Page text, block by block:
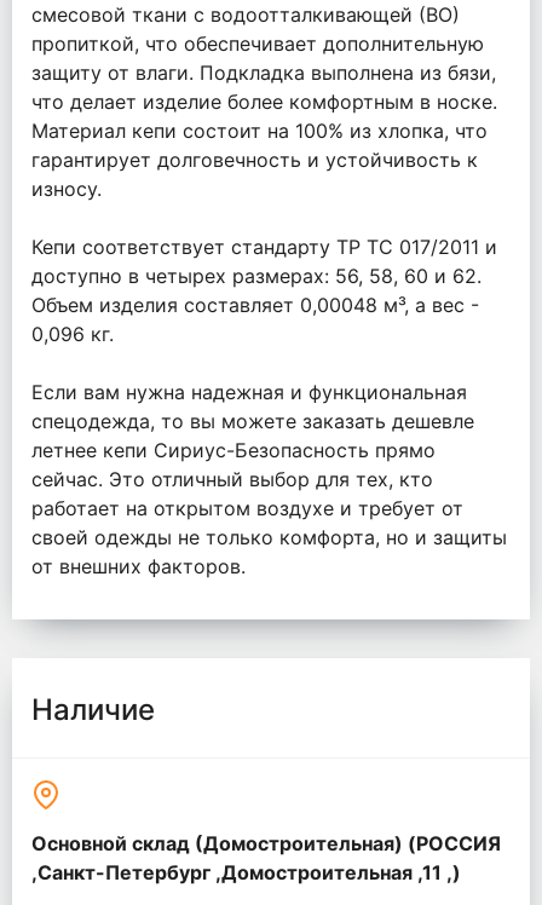
смесовой ткани с водоотталкивающей (ВО)
пропиткой, что обеспечивает дополнительную
защиту от влаги. Подкладка выполнена из бязи,
что делает изделие более комфортным в носке.
Материал кепи состоит на 100% из хлопка, что
гарантирует долговечность и устойчивость к
износу.
Кепи соответствует стандарту ТР ТС 017/2011 и
доступно в четырех размерах: 56, 58, 60 и 62.
Объем изделия составляет 0,00048 м³, а вес -
0,096 кг.
Если вам нужна надежная и функциональная
спецодежда, то вы можете заказать дешевле
летнее кепи Сириус-Безопасность прямо
сейчас. Это отличный выбор для тех, кто
работает на открытом воздухе и требует от
своей одежды не только комфорта, но и защиты
от внешних факторов.
Наличие
Основной склад (Домостроительная) (РОССИЯ
,Санкт-Петербург ,Домостроительная ,11 ,)